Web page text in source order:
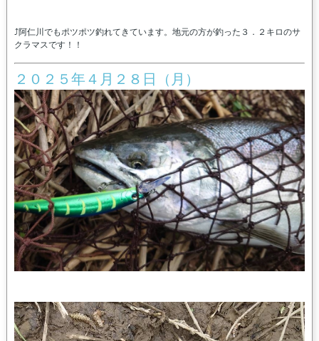
⤴阿仁川でもポツポツ釣れてきています。地元の方が釣った３．２キロのサ
クラマスです！！
２０２５年４月２８日（月）